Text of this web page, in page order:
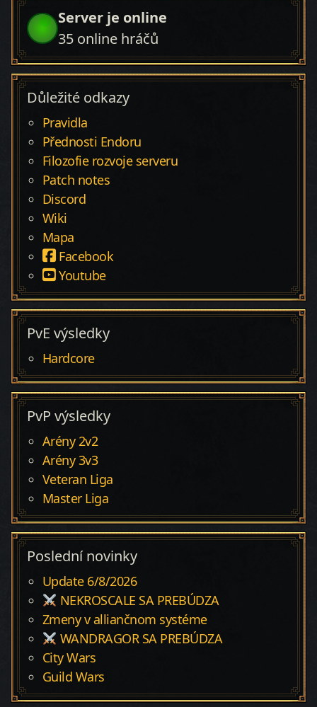
Server je online
35 online hráčů
Důležité odkazy
Pravidla
Přednosti Endoru
Filozofie rozvoje serveru
Patch notes
Discord
Wiki
Mapa
Facebook
Youtube
PvE výsledky
Hardcore
PvP výsledky
Arény 2v2
Arény 3v3
Veteran Liga
Master Liga
Poslední novinky
Update 6/8/2026
NEKROSCALE SA PREBÚDZA
Zmeny v alliančnom systéme
WANDRAGOR SA PREBÚDZA
City Wars
Guild Wars